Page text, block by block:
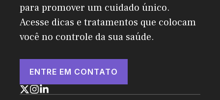
para promover um cuidado único.
Acesse dicas e tratamentos que colocam
você no controle da sua saúde.
ENTRE EM CONTATO